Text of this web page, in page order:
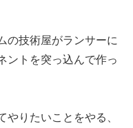
の技術屋がランサーに
ントを突っ込んで作っ
やりたいことをやる、